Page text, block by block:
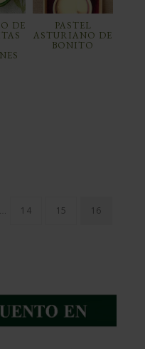
DE
PASTEL
ASTURIANO DE
BONITO
… 14 15 16